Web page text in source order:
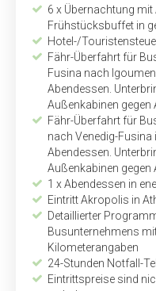
6 x Übernachtung
Frühstücksbuffet in
Hotel-/
Fähr-Überfahrt für
Fusina nach
Abendessen.
Außen­kabinen gegen
Fähr-Überfahrt für
nach Venedig-Fusina
Abendessen.
Außenkabinen gegen
1 x Abendessen in
Eintritt Akropolis in
Detaillierter
Busunternehmens
Kilometerangaben
24-Stunden Notfall-
Eintrittspreise sind